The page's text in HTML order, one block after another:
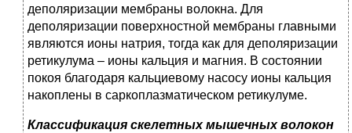
деполяризации мембраны волокна. Для
деполяризации поверхностной мембраны главными
являются ионы натрия, тогда как для деполяризации
ретикулума – ионы кальция и магния. В состоянии
покоя благодаря кальциевому насосу ионы кальция
накоплены в саркоплазматическом ретикулуме.
Классификация скелетных мышечных волокон